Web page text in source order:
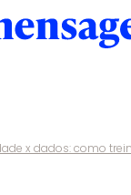
x dados: como